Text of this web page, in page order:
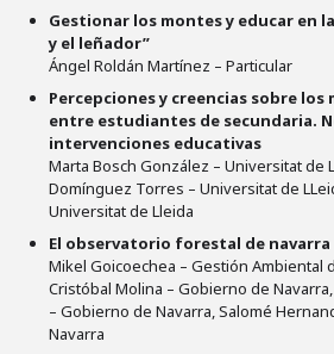
Gestionar los montes y educar en
y el leñador”
Ángel Roldán Martínez – Particular
Percepciones y creencias sobre los
entre estudiantes de secundaria.
intervenciones educativas
Marta Bosch González – Universitat de
Domínguez Torres – Universitat de
Universitat de Lleida
El observatorio forestal de navarra
Mikel Goicoechea – Gestión Ambiental
Cristóbal Molina – Gobierno de
– Gobierno de Navarra, Salomé
Navarra